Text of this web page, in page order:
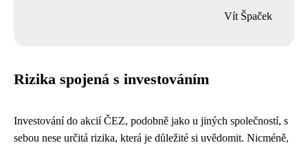
Vít Špaček
Rizika spojená s investováním
Investování do akcií ČEZ, podobně jako u jiných společností, s
sebou nese určitá rizika, která je důležité si uvědomit. Nicméně,